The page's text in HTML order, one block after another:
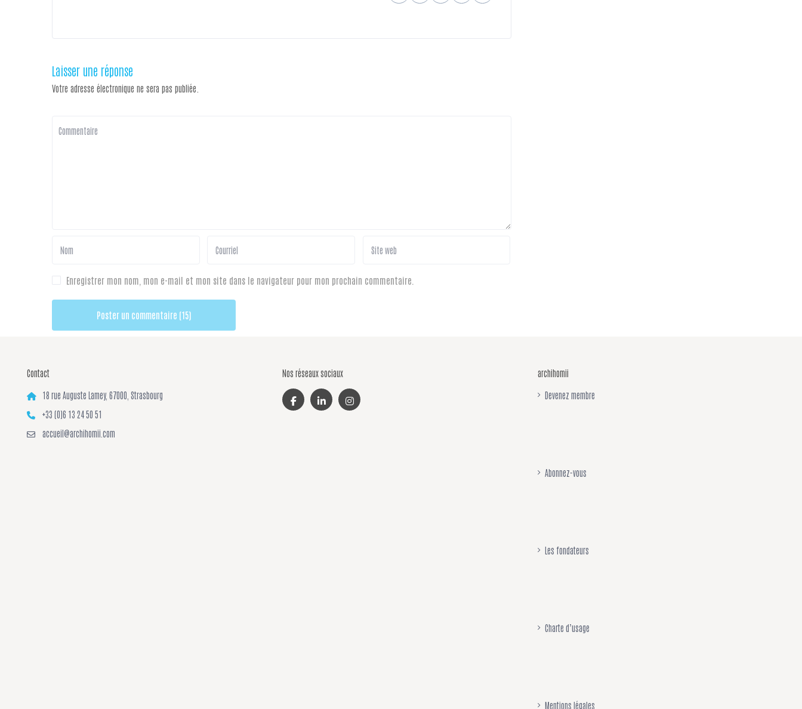
Laisser une réponse
Votre adresse électronique ne sera pas publiée.
Enregistrer mon nom, mon e-mail et mon site dans le navigateur pour mon prochain commentaire.
Contact
18 rue Auguste Lamey, 67000, Strasbourg
+33 (0)6 13 24 50 51
accueil@archihomii.com
Nos réseaux sociaux archihomii
Devenez membre
Abonnez-vous
Les fondateurs
Charte d’usage
Mentions légales